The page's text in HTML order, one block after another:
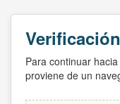
Para continuar
proviene de un